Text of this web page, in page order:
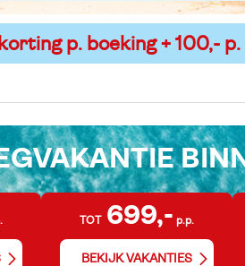
p. boeking + 100,- p.
TOT 699,- p.p.
BEKIJK VAKANTIES